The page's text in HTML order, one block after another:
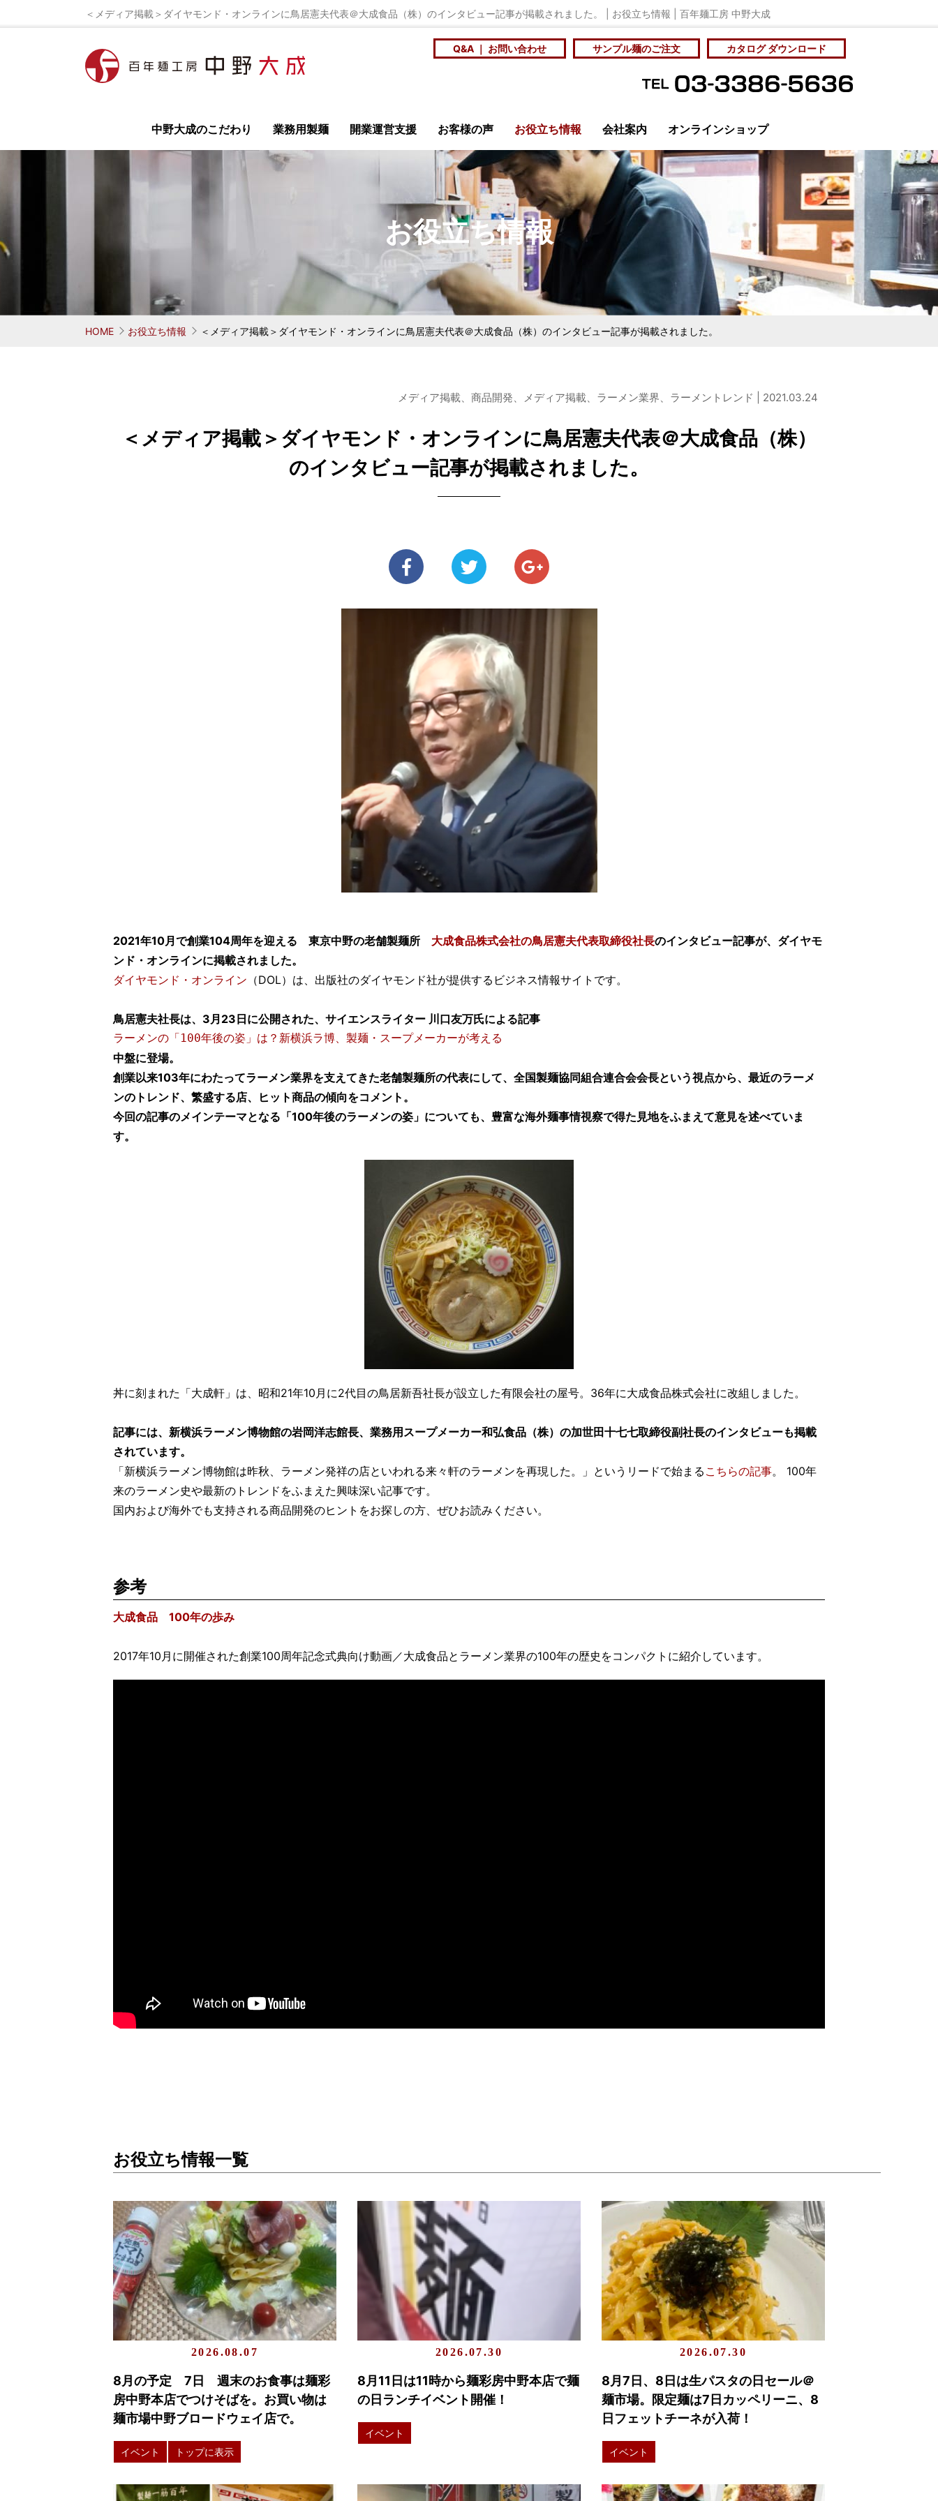
＜メディア掲載＞ダイヤモンド・オンラインに鳥居憲夫代表＠大成食品（株）のインタビュー記事が掲載されました。 | お役立ち情報 | 百年麺工房 中野大成
Q&A ｜ お問い合わせ サンプル麺のご注文 カタログ ダウンロード
中野大成のこだわり
サンプル麺をご注文
味へのこだわり 麺ができるまで 安全・衛星管理と社員教育
業務用製麺
カタログをダウンロード サンプル麺をご注文
業務用中華麺シリーズ オリジナル麺 ラーメン用食材 純生パスタシリーズ
開業運営支援
お問い合わせ
独立開業の為の極意を
学ぶ 鳥居式らーめん塾
ラーメン店の開業を
お考えの方
スープに合う個性の
ある麺を探している方
社員食堂や学食の
メニューをご検討の方
オリジナルラーメン
商品を作りたい方
ラーメン店の展開を
検討している企業様
お客様の声 お役立ち情報
ニュース
メディア掲載
商品開発研究会
大成麺市場・工場直売
会社案内
安全・衛生管理と社員教育 個人情報保護方針 アクセス
会社概要 代表者あいさつ 中野大成100年の歩み 直営らーめん店・麺の直販店 M&Aコンサルティング
オンラインショップ
百年麺工房 公式オンラインショップ 百年麺工房 Yahoo!ショッピング店
お役立ち情報
HOME お役立ち情報 ＜メディア掲載＞ダイヤモンド・オンラインに鳥居憲夫代表＠大成食品（株）のインタビュー記事が掲載されました。
メディア掲載、商品開発、メディア掲載、ラーメン業界、ラーメントレンド | 2021.03.24
＜メディア掲載＞ダイヤモンド・オンラインに鳥居憲夫代表＠大成食品（株）
のインタビュー記事が掲載されました。
2021年10月で創業104周年を迎える 東京中野の老舗製麺所 大成食品株式会社の鳥居憲夫代表取締役社長のインタビュー記事が、ダイヤモ
ンド・オンラインに掲載されました。
ダイヤモンド・オンライン （DOL）は、出版社のダイヤモンド社が提供するビジネス情報サイトです。
鳥居憲夫社長は、3月23日に公開された、サイエンスライター 川口友万氏による記事
ラーメンの「100年後の姿」は？新横浜ラ博、製麺・スープメーカーが考える
中盤に登場。
創業以来103年にわたってラーメン業界を支えてきた老舗製麺所の代表にして、全国製麺協同組合連合会会長という視点から、最近のラーメ
ンのトレンド、繁盛する店、ヒット商品の傾向をコメント。
今回の記事のメインテーマとなる「100年後のラーメンの姿」についても、豊富な海外麺事情視察で得た見地をふまえて意見を述べていま
す。
丼に刻まれた「大成軒」は、昭和21年10月に2代目の鳥居新吾社長が設立した有限会社の屋号。36年に大成食品株式会社に改組しました。
記事には、新横浜ラーメン博物館の岩岡洋志館長、業務用スープメーカー和弘食品（株）の加世田十七七取締役副社長のインタビューも掲載
されています。
「新横浜ラーメン博物館は昨秋、ラーメン発祥の店といわれる来々軒のラーメンを再現した。」というリードで始まる こちらの記事。 100年
来のラーメン史や最新のトレンドをふまえた興味深い記事です。
国内および海外でも支持される商品開発のヒントをお探しの方、ぜひお読みください。
参考
大成食品 100年の歩み
2017年10月に開催された創業100周年記念式典向け動画／大成食品とラーメン業界の100年の歴史をコンパクトに紹介しています。
お役立ち情報一覧
2026.08.07
8月の予定 7日 週末のお食事は麺彩
房中野本店でつけそばを。お買い物は
麺市場中野ブロードウェイ店で。
イベント トップに表示
2026.07.30
8月11日は11時から麺彩房中野本店で麺
の日ランチイベント開催！
イベント
2026.07.30
8月7日、8日は生パスタの日セール＠
麺市場。限定麺は7日カッペリーニ、8
日フェットチーネが入荷！
イベント